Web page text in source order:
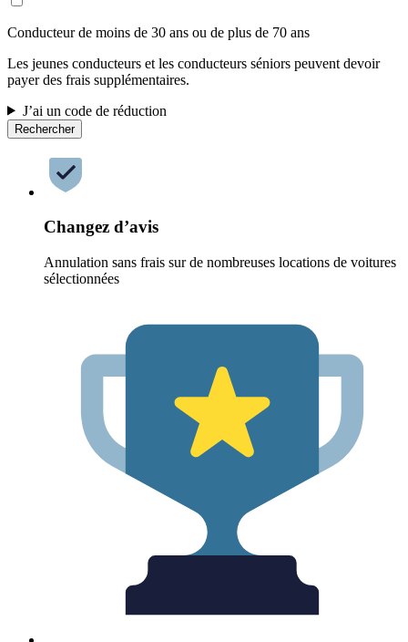
Conducteur de moins de 30 ans ou de plus de 70 ans
Les jeunes conducteurs et les conducteurs séniors peuvent devoir
payer des frais supplémentaires.
J’ai un code de réduction
Rechercher
Changez d’avis
Annulation sans frais sur de nombreuses locations de voitures
sélectionnées